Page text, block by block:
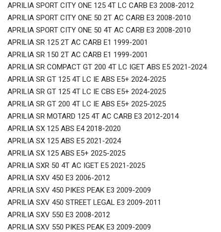
APRILIA SPORT CITY ONE 125 4T LC CARB E3 2008-2012
APRILIA SPORT CITY ONE 50 2T AC CARB E3 2008-2010
APRILIA SPORT CITY ONE 50 4T AC CARB E3 2008-2010
APRILIA SR 125 2T AC CARB E1 1999-2001
APRILIA SR 150 2T AC CARB E1 1999-2001
APRILIA SR COMPACT GT 200 4T LC IGET ABS E5 2021-2024
APRILIA SR GT 125 4T LC IE ABS E5+ 2024-2025
APRILIA SR GT 125 4T LC IE CBS E5+ 2024-2025
APRILIA SR GT 200 4T LC IE ABS E5+ 2025-2025
APRILIA SR MOTARD 125 4T AC CARB E3 2012-2014
APRILIA SX 125 ABS E4 2018-2020
APRILIA SX 125 ABS E5 2021-2024
APRILIA SX 125 ABS E5+ 2025-2025
APRILIA SXR 50 4T AC IGET E5 2021-2025
APRILIA SXV 450 E3 2006-2012
APRILIA SXV 450 PIKES PEAK E3 2009-2009
APRILIA SXV 450 STREET LEGAL E3 2009-2011
APRILIA SXV 550 E3 2008-2012
APRILIA SXV 550 PIKES PEAK E3 2009-2009